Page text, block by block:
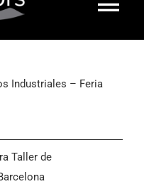
Industriales – Feria
Taller de